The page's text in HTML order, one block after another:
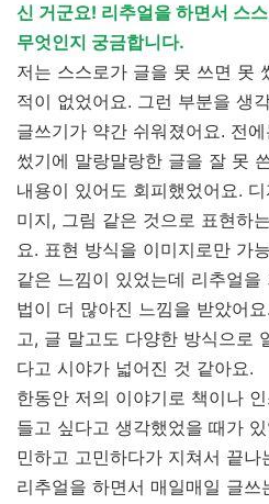
신 거군요! 리추얼을 하면서 스
무엇인지 궁금합니다.
저는 스스로가 글을 못 쓰면 못
적이 없었어요. 그런 부분을 생
글쓰기가 약간 쉬워졌어요. 전
썼기에 말랑말랑한 글을 잘 못
내용이 있어도 회피했었어요.
미지, 그림 같은 것으로 표현하
요. 표현 방식을 이미지로만 가
같은 느낌이 있었는데 리추얼
법이 더 많아진 느낌을 받았어
고, 글 말고도 다양한 방식으로
다고 시야가 넓어진 것 같아요.
한동안 저의 이야기로 책이나
들고 싶다고 생각했었을 때가
민하고 고민하다가 지쳐서 끝
리추얼을 하면서 매일매일 글